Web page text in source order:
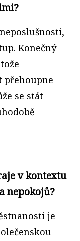
Konečný
přehoupne
se stát
v kontextu
nepokojů?
je